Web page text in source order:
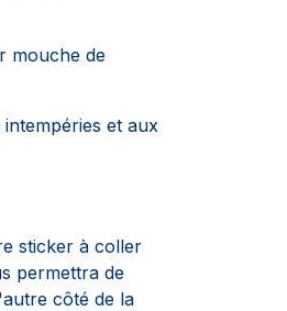
mouche de
et aux
sticker à coller
permettra de
côté de la